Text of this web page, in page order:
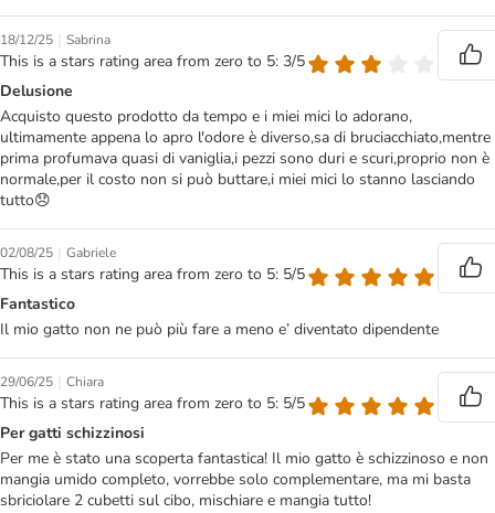
18/12/25 | Sabrina
This is a stars rating area from zero to 5: 3/5
Delusione
Acquisto questo prodotto da tempo e i miei mici lo adorano,
ultimamente appena lo apro l'odore è diverso,sa di bruciacchiato,mentre
prima profumava quasi di vaniglia,i pezzi sono duri e scuri,proprio non è
normale,per il costo non si può buttare,i miei mici lo stanno lasciando
tutto😞
02/08/25 | Gabriele
This is a stars rating area from zero to 5: 5/5
Fantastico
Il mio gatto non ne può più fare a meno e’ diventato dipendente
29/06/25 | Chiara
This is a stars rating area from zero to 5: 5/5
Per gatti schizzinosi
Per me è stato una scoperta fantastica! Il mio gatto è schizzinoso e non
mangia umido completo, vorrebbe solo complementare, ma mi basta
sbriciolare 2 cubetti sul cibo, mischiare e mangia tutto!